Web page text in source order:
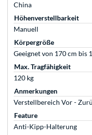
China
Höhenverstellbarkeit
Manuell
Körpergröße
Geeignet von 170 cm bis
Max. Tragfähigkeit
120 kg
Anmerkungen
Verstellbereich Vor -
Feature
Anti-Kipp-Halterung